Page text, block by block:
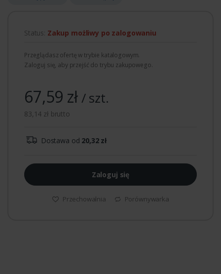
Status: Zakup możliwy po zalogowaniu
Przeglądasz ofertę w trybie katalogowym.
Zaloguj się, aby przejść do trybu zakupowego.
67,59 zł/ szt.
83,14 zł brutto
Dostawa od 20,32 zł
Zaloguj się
Przechowalnia Porównywarka